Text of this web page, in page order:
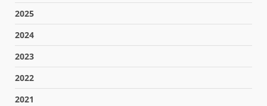
2025
2024
2023
2022
2021